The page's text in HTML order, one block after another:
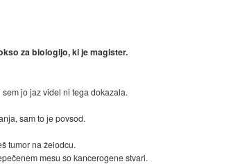
za biologijo, ki je magister.
jo jaz videl ni tega dokazala.
sam to je povsod.
tumor na želodcu.
mesu so kancerogene stvari.